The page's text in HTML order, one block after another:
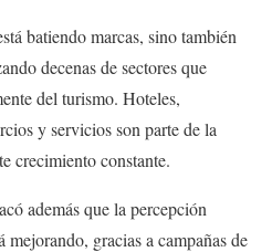
batiendo marcas, sino también
decenas de sectores que
del turismo. Hoteles,
y servicios son parte de la
crecimiento constante.
además que la percepción
mejorando, gracias a campañas de